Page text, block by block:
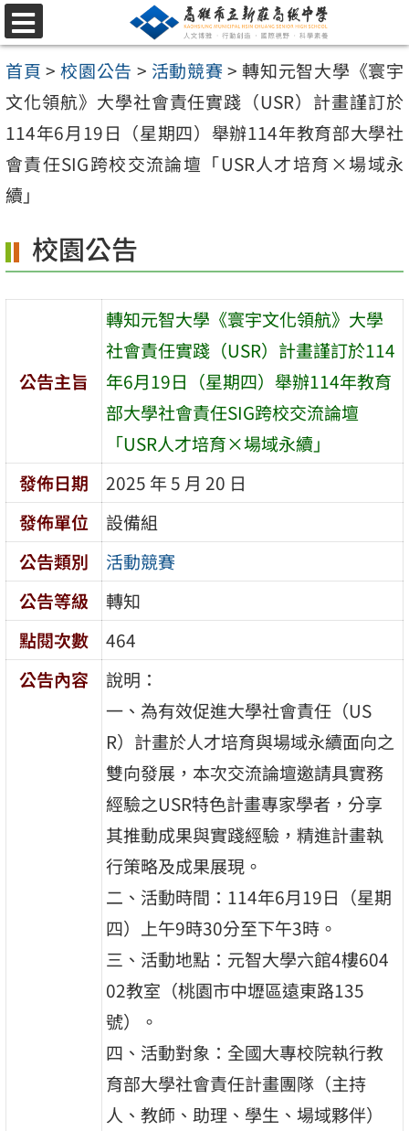
跳
至
主
要
內
容
區
選
單
首頁 > 校園公告 > 活動競賽 > 轉知元智大學《寰宇
文化領航》大學社會責任實踐（USR）計畫謹訂於
114年6月19日（星期四）舉辦114年教育部大學社
會責任SIG跨校交流論壇「USR人才培育×場域永
續」
校園公告
公告主旨
轉知元智大學《寰宇文化領航》大學
社會責任實踐（USR）計畫謹訂於114
年6月19日（星期四）舉辦114年教育
部大學社會責任SIG跨校交流論壇
「USR人才培育×場域永續」
發佈日期
2025 年 5 月 20 日
發佈單位
設備組
公告類別
活動競賽
公告等級
轉知
點閱次數
464
公告內容
說明：
一、為有效促進大學社會責任（US
R）計畫於人才培育與場域永續面向之
雙向發展，本次交流論壇邀請具實務
經驗之USR特色計畫專家學者，分享
其推動成果與實踐經驗，精進計畫執
行策略及成果展現。
二、活動時間：114年6月19日（星期
四）上午9時30分至下午3時。
三、活動地點：元智大學六館4樓604
02教室（桃園市中壢區遠東路135
號）。
四、活動對象：全國大專校院執行教
育部大學社會責任計畫團隊（主持
人、教師、助理、學生、場域夥伴）